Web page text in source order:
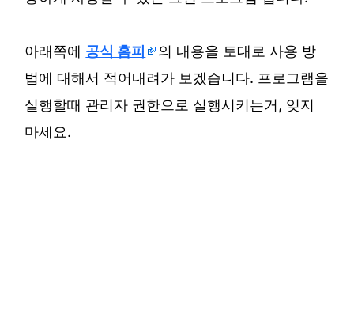
아래쪽에 공식 홈피
의 내용을 토대로 사용 방
법에 대해서 적어내려가 보겠습니다. 프로그램을
실행할때 관리자 권한으로 실행시키는거, 잊지
마세요.